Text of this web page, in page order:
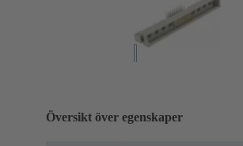
Översikt över egenskaper